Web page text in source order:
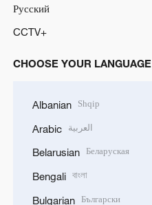
Русский
CCTV+
CHOOSE YOUR LANGUAGE
Albanian Shqip
Arabic العربية
Belarusian Беларуская
Bengali বাংলা
Bulgarian Български